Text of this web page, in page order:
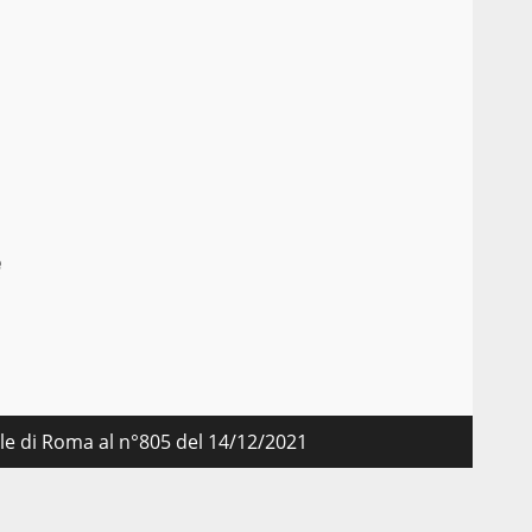
Roma al n°805 del 14/12/2021